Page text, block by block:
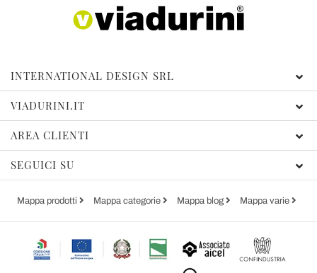
INTERNATIONAL DESIGN SRL
VIADURINI.IT
AREA CLIENTI
SEGUICI SU
Mappa prodotti Mappa categorie Mappa blog Mappa varie